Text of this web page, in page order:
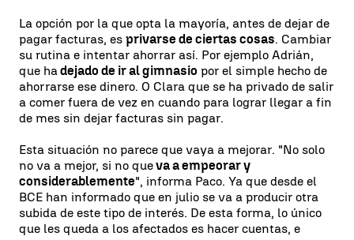
La opción por la que opta la mayoría, antes de dejar de
pagar facturas, es privarse de ciertas cosas. Cambiar
su rutina e intentar ahorrar así. Por ejemplo Adrián,
que hadejado de ir al gimnasio por el simple hecho de
ahorrarse ese dinero. O Clara que se ha privado de salir
a comer fuera de vez en cuando para lograr llegar a fin
de mes sin dejar facturas sin pagar.
Esta situación no parece que vaya a mejorar. "No solo
no va a mejor, si no queva a empeorar y
considerablemente", informa Paco. Ya que desde el
BCE han informado que en julio se va a producir otra
subida de este tipo de interés. De esta forma, lo único
que les queda a los afectados es hacer cuentas, e